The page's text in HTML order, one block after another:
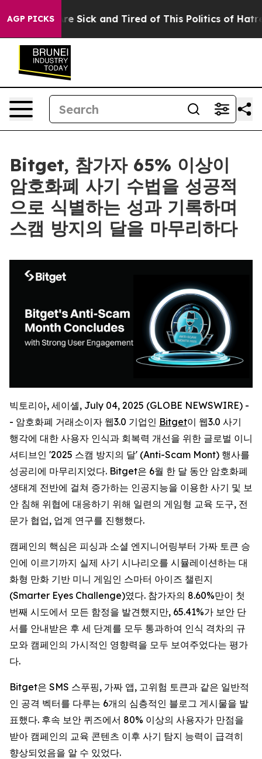
AGP PICKSAre Sick and Tired of This Politics of Hatred”
Bitget, 참가자 65% 이상이
암호화폐 사기 수법을 성공적
으로 식별하는 성과 기록하며
스캠 방지의 달을 마무리하다
빅토리아, 세이셸, July 04, 2025 (GLOBE NEWSWIRE) -
- 암호화폐 거래소이자 웹3.0 기업인 Bitget이 웹3.0 사기
행각에 대한 사용자 인식과 회복력 개선을 위한 글로벌 이니
셔티브인 '2025 스캠 방지의 달' (Anti-Scam Mont) 행사를
성공리에 마무리지었다. Bitget은 6월 한 달 동안 암호화폐
생태계 전반에 걸쳐 증가하는 인공지능을 이용한 사기 및 보
안 침해 위협에 대응하기 위해 일련의 게임형 교육 도구, 전
문가 협업, 업계 연구를 진행했다.
캠페인의 핵심은 피싱과 소셜 엔지니어링부터 가짜 토큰 승
인에 이르기까지 실제 사기 시나리오를 시뮬레이션하는 대
화형 만화 기반 미니 게임인 스마터 아이즈 챌린지
(Smarter Eyes Challenge)였다. 참가자의 8.60%만이 첫
번째 시도에서 모든 함정을 발견했지만, 65.41%가 보안 단
서를 안내받은 후 세 단계를 모두 통과하여 인식 격차의 규
모와 캠페인의 가시적인 영향력을 모두 보여주었다는 평가
다.
Bitget은 SMS 스푸핑, 가짜 앱, 고위험 토큰과 같은 일반적
인 공격 벡터를 다루는 6개의 심층적인 블로그 게시물을 발
표했다. 후속 보안 퀴즈에서 80% 이상의 사용자가 만점을
받아 캠페인의 교육 콘텐츠 이후 사기 탐지 능력이 급격히
향상되었음을 알 수 있었다.